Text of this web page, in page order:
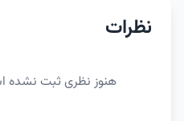
نظرات
هنوز نظری ثبت نشده